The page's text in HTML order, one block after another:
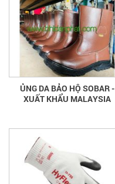
ỦNG DA BẢO HỘ SOBAR -
XUẤT KHẨU MALAYSIA